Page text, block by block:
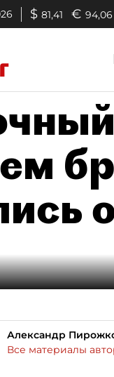
$ 81,41 € 94,06
Александр
Все материалы